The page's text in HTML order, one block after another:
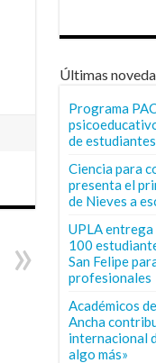
Últimas
Programa
de
Ciencia para
presenta el
de Nieves a
UPLA entrega
100
San Felipe
profesionales
Académicos
Ancha
internacional
algo más»